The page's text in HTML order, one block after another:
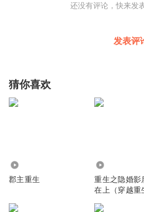
还没有评论，快来发
发表评
猜你喜欢
郡主重生
重生之隐婚影
在上（穿越重